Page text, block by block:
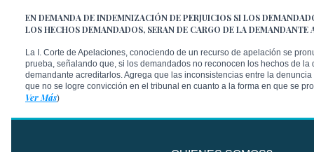
EN DEMANDA DE INDEMNIZACIÓN DE PERJUICIOS SI LOS
LOS HECHOS DEMANDADOS, SERAN DE CARGO DE LA DEMANDANTE
La I. Corte de Apelaciones, conociendo de un recurso de apelación se
prueba, señalando que, si los demandados no reconocen los hechos de la
demandante acreditarlos. Agrega que las inconsistencias entre la
que no se logre convicción en el tribunal en cuanto a la forma en que se
Ver Más)